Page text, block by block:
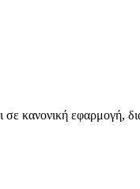
κανονική εφαρμογή,